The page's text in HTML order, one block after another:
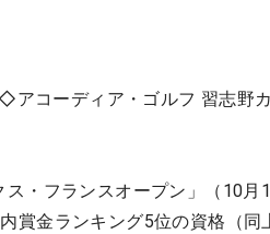
コーディア・ゴルフ 習志野
・フランスオープン」（10月
賞金ランキング5位の資格（同